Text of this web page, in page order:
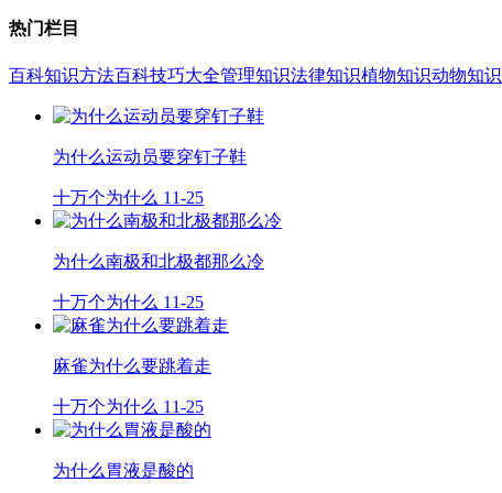
热门栏目
百科知识方法百科技巧大全管理知识法律知识植物知识动物知识
为什么运动员要穿钉子鞋
十万个为什么 11-25
为什么南极和北极都那么冷
十万个为什么 11-25
麻雀为什么要跳着走
十万个为什么 11-25
为什么胃液是酸的